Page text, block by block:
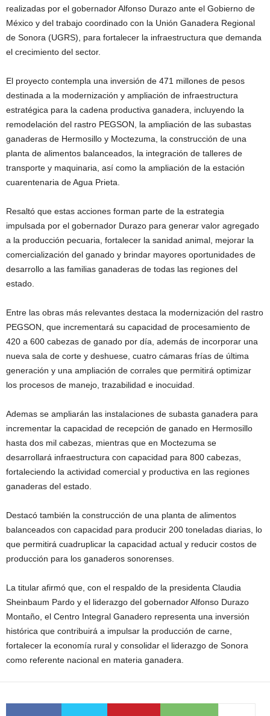
realizadas por el gobernador Alfonso Durazo ante el Gobierno de
México y del trabajo coordinado con la Unión Ganadera Regional
de Sonora (UGRS), para fortalecer la infraestructura que demanda
el crecimiento del sector.
El proyecto contempla una inversión de 471 millones de pesos
destinada a la modernización y ampliación de infraestructura
estratégica para la cadena productiva ganadera, incluyendo la
remodelación del rastro PEGSON, la ampliación de las subastas
ganaderas de Hermosillo y Moctezuma, la construcción de una
planta de alimentos balanceados, la integración de talleres de
transporte y maquinaria, así como la ampliación de la estación
cuarentenaria de Agua Prieta.
Resaltó que estas acciones forman parte de la estrategia
impulsada por el gobernador Durazo para generar valor agregado
a la producción pecuaria, fortalecer la sanidad animal, mejorar la
comercialización del ganado y brindar mayores oportunidades de
desarrollo a las familias ganaderas de todas las regiones del
estado.
Entre las obras más relevantes destaca la modernización del rastro
PEGSON, que incrementará su capacidad de procesamiento de
420 a 600 cabezas de ganado por día, además de incorporar una
nueva sala de corte y deshuese, cuatro cámaras frías de última
generación y una ampliación de corrales que permitirá optimizar
los procesos de manejo, trazabilidad e inocuidad.
Ademas se ampliarán las instalaciones de subasta ganadera para
incrementar la capacidad de recepción de ganado en Hermosillo
hasta dos mil cabezas, mientras que en Moctezuma se
desarrollará infraestructura con capacidad para 800 cabezas,
fortaleciendo la actividad comercial y productiva en las regiones
ganaderas del estado.
Destacó también la construcción de una planta de alimentos
balanceados con capacidad para producir 200 toneladas diarias, lo
que permitirá cuadruplicar la capacidad actual y reducir costos de
producción para los ganaderos sonorenses.
La titular afirmó que, con el respaldo de la presidenta Claudia
Sheinbaum Pardo y el liderazgo del gobernador Alfonso Durazo
Montaño, el Centro Integral Ganadero representa una inversión
histórica que contribuirá a impulsar la producción de carne,
fortalecer la economía rural y consolidar el liderazgo de Sonora
como referente nacional en materia ganadera.